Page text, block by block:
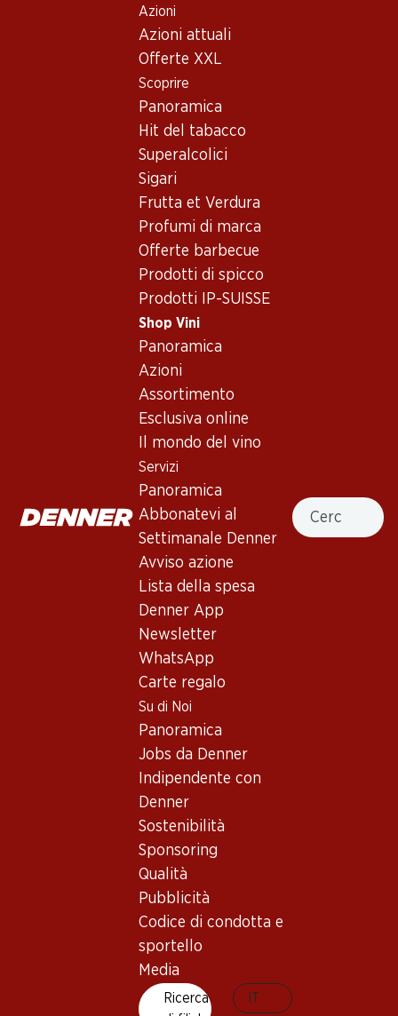
Azioni
Azioni attuali
Offerte XXL
Scoprire
Panoramica
Hit del tabacco
Superalcolici
Sigari
Frutta et Verdura
Profumi di marca
Offerte barbecue
Prodotti di spicco
Prodotti IP-SUISSE
Shop Vini
Panoramica
Azioni
Assortimento
Esclusiva online
Il mondo del vino
Servizi
Panoramica
Abbonatevi al
Settimanale Denner
Avviso azione
Lista della spesa
Denner App
Newsletter
WhatsApp
Carte regalo
Su di Noi
Panoramica
Jobs da Denner
Indipendente con
Denner
Sostenibilità
Sponsoring
Qualità
Pubblicità
Codice di condotta e
sportello
Media
Ricerca
Cercare
Vino/champagne
Piemonte Barbera del Piemonte DOC
Barbera del Piemonte DOC
Piemonte, 2024
Rosso rubino chiaro. Aromi fruttati, delicato al palato.
Non disponibile
Buono a sapersi
Maturità di beva
Temperatura di beva
Impronta di CO2